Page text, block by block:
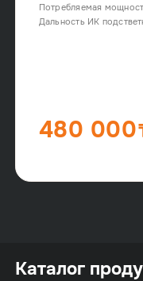
Потребляемая
Дальность ИК
480 000
Каталог